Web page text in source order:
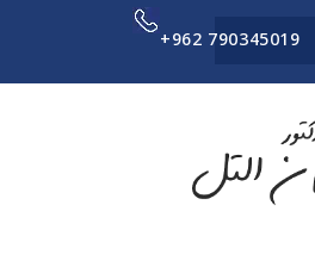
+962 790345019